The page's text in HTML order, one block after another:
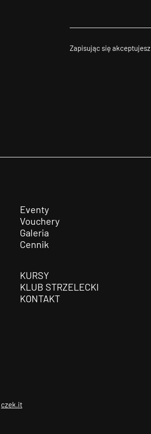
Zapisując się akceptujesz
Eventy
Vouchery
Galeria
Cennik
KURSY
KLUB STRZELECKI
KONTAKT
czek.it